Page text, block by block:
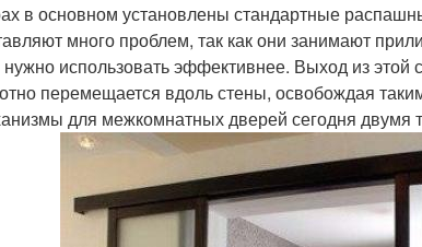
в основном установлены стандартные
много проблем, так как они занимают
использовать эффективнее. Выход из этой
перемещается вдоль стены, освобождая
для межкомнатных дверей сегодня двумя